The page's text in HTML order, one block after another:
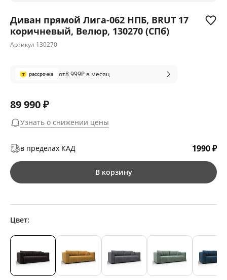
Диван прямой Лига-062 НПБ, BRUT 17
коричневый, Велюр, 130270 (СПб)
Артикул 130270
от8 999₽ в месяц
89 990 ₽
Узнать о снижении цены
в пределах КАД 1990 ₽
В корзину
Цвет: